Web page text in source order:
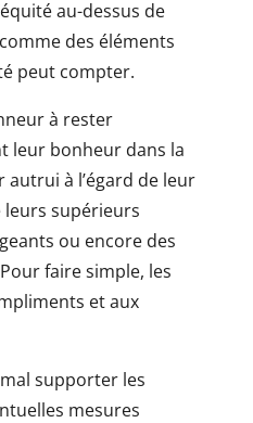
au-dessus de
des éléments
peut compter.
à rester
leur bonheur dans la
à l’égard de leur
leurs supérieurs
ou encore des
faire simple, les
et aux
supporter les
mesures